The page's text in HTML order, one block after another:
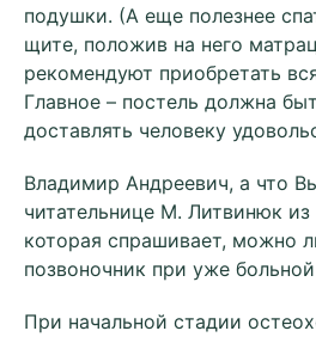
подушки. (А еще полезнее
щите, положив на него
рекомендуют приобретать
Главное – постель должна
доставлять человеку
Владимир Андреевич, а что
читательнице М. Литвинюк
которая спрашивает, можно
позвоночник при уже
При начальной стадии